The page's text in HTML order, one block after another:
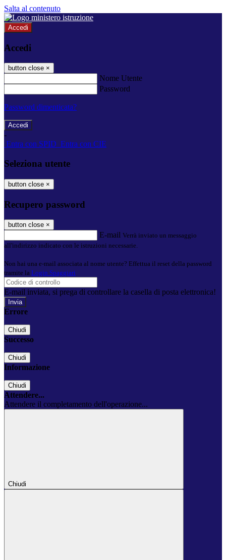
Salta al contenuto
Accedi
Accedi
button close ×
Nome Utente
Password
Password dimenticata?
-
Entra con SPID Entra con CIE
Seleziona utente
button close ×
Recupero password
button close ×
E-mail Verrà inviato un messaggio
all'indirizzo indicato con le istruzioni necessarie.
Non hai una e-mail associata al nome utente? Effettua il reset della password
tramite la Login Spaggiari
E-mail inviata, si prega di controllare la casella di posta elettronica!
Errore
Chiudi
Successo
Chiudi
Informazione
Chiudi
Attendere...
Attendere il completamento dell'operazione...
Chiudi